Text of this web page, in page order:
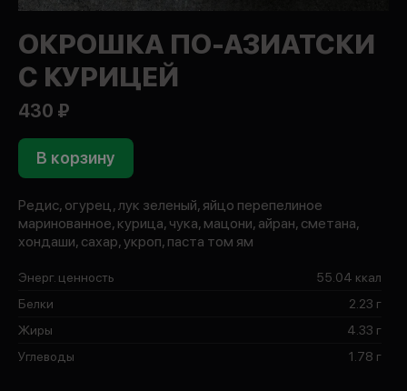
ОКРОШКА ПО-АЗИАТСКИ
С КУРИЦЕЙ
430 ₽
В корзину
Редис, огурец, лук зеленый, яйцо перепелиное
маринованное, курица, чука, мацони, айран, сметана,
хондаши, сахар, укроп, паста том ям
Энерг. ценность
55.04 ккал
Белки
2.23 г
Жиры
4.33 г
Углеводы
1.78 г